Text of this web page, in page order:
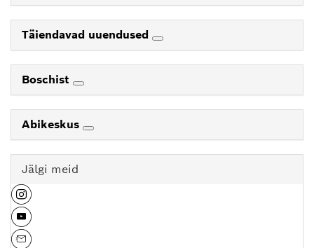
Täiendavad uuendused
Boschist
Abikeskus
Jälgi meid